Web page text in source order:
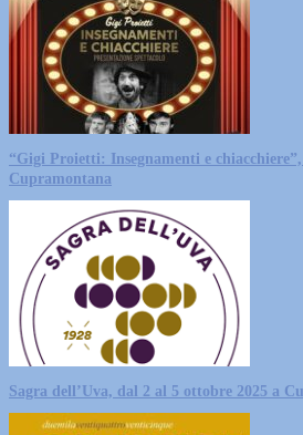
“Gigi Proietti: Insegnamenti e
Cupramontana
Sagra dell’Uva, dal 2 al 5 ottobre 2025 a